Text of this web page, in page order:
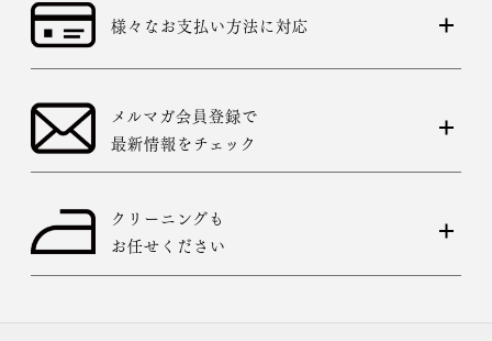
様々なお支払い方法に対応
メルマガ会員登録で
最新情報をチェック
クリーニングも
お任せください